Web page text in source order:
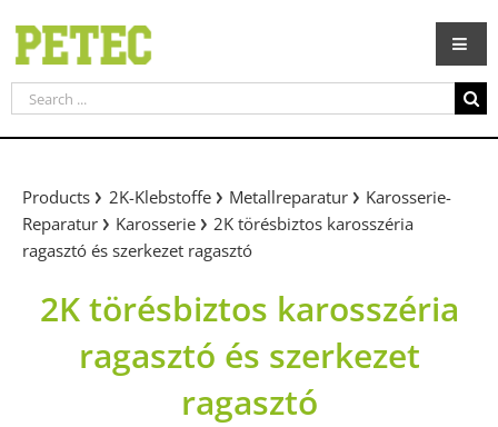
content
Search
for:
Products 2K-Klebstoffe Metallreparatur
Karosserie-
Reparatur
Karosserie
2K törésbiztos karosszéria
ragasztó és szerkezet ragasztó
2K törésbiztos karosszéria
ragasztó és szerkezet
ragasztó